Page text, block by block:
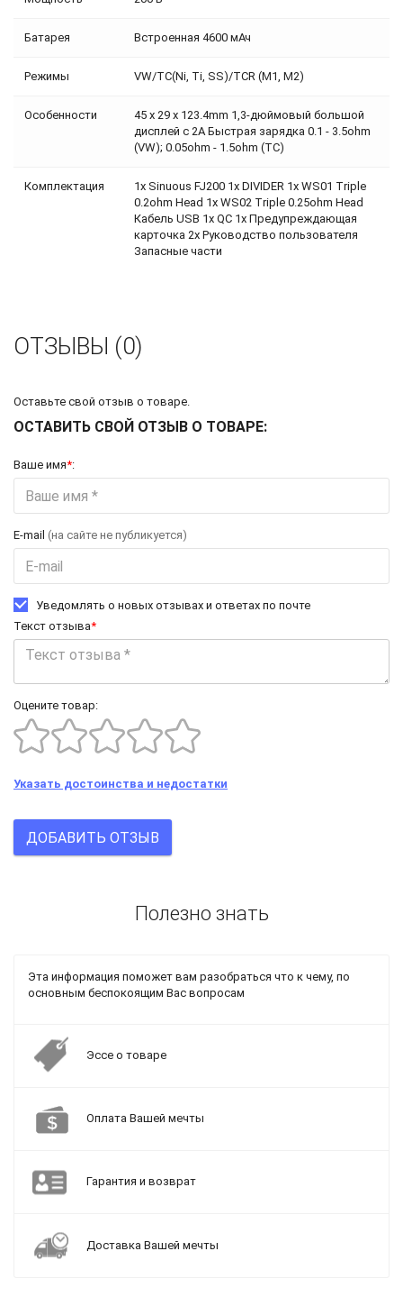
Батарея Встроенная 4600 мАч
Режимы VW/TC(Ni, Ti, SS)/TCR (M1, M2)
Особенности
45 x 29 x 123.4mm 1,3-дюймовый большой
дисплей с 2А Быстрая зарядка 0.1 - 3.5ohm
(VW); 0.05ohm - 1.5ohm (TC)
Комплектация
1x Sinuous FJ200 1x DIVIDER 1x WS01 Triple
0.2ohm Head 1x WS02 Triple 0.25ohm Head
Кабель USB 1x QC 1x Предупреждающая
карточка 2x Руководство пользователя
Запасные части
ОТЗЫВЫ (0)
Оставьте свой отзыв о товаре.
ОСТАВИТЬ СВОЙ ОТЗЫВ О ТОВАРЕ:
Ваше имя*:
E-mail (на сайте не публикуется)
Уведомлять о новых отзывах и ответах по почте
Текст отзыва*
Оцените товар:
Указать достоинства и недостатки
ДОБАВИТЬ ОТЗЫВ
Полезно знать
Эта информация поможет вам разобраться что к чему, по
основным беспокоящим Вас вопросам
Эссе о товаре
Оплата Вашей мечты
Гарантия и возврат
Доставка Вашей мечты